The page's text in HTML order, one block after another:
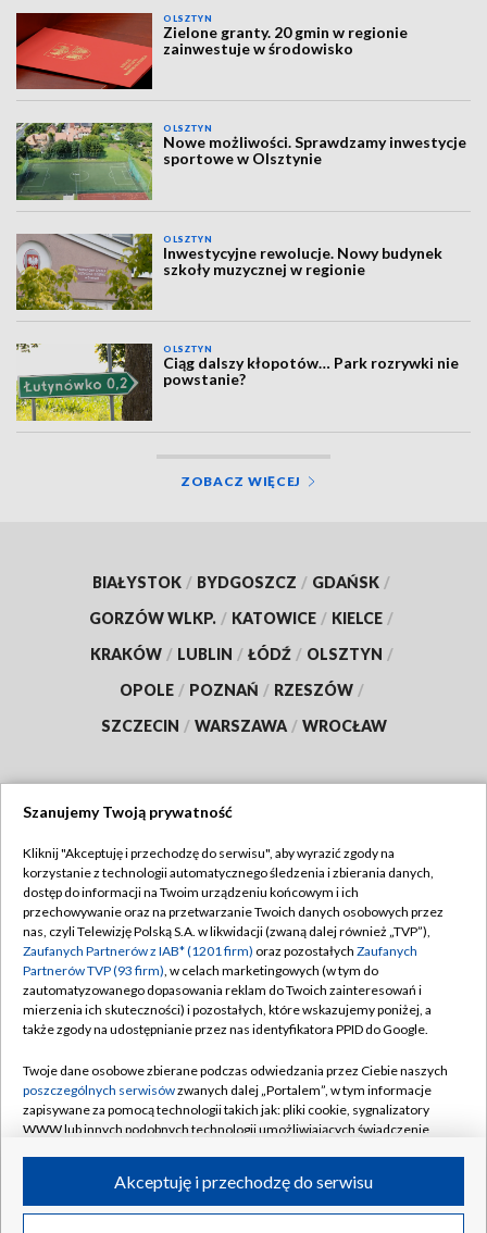
OLSZTYN
Zielone granty. 20 gmin w regionie
zainwestuje w środowisko
OLSZTYN
Nowe możliwości. Sprawdzamy inwestycje
sportowe w Olsztynie
OLSZTYN
Inwestycyjne rewolucje. Nowy budynek
szkoły muzycznej w regionie
OLSZTYN
Ciąg dalszy kłopotów… Park rozrywki nie
powstanie?
ZOBACZ WIĘCEJ
BIAŁYSTOK / BYDGOSZCZ / GDAŃSK /
GORZÓW WLKP. / KATOWICE / KIELCE /
KRAKÓW / LUBLIN / ŁÓDŹ / OLSZTYN /
OPOLE / POZNAŃ / RZESZÓW /
SZCZECIN / WARSZAWA / WROCŁAW
TVP
Abonament TVP
Emisja w TVP
Centrum informacji TVP
Naziemna Telewizja Cyfrowa
Rada Programowa
System NOS
Informacje o nadawcy
Program dla prasy
Regulamin TVP
Polityka prywatności
Moje zgody
Pomoc
Kontakt
Kanały
©2026 Telewizja Polska S.A. w likwidacji
Szanujemy Twoją prywatność
Kliknij "Akceptuję i przechodzę do serwisu", aby wyrazić zgody na
korzystanie z technologii automatycznego śledzenia i zbierania danych,
dostęp do informacji na Twoim urządzeniu końcowym i ich
przechowywanie oraz na przetwarzanie Twoich danych osobowych przez
nas, czyli Telewizję Polską S.A. w likwidacji (zwaną dalej również „TVP”),
Zaufanych Partnerów z IAB* (1201 firm) oraz pozostałych Zaufanych
Partnerów TVP (93 firm), w celach marketingowych (w tym do
zautomatyzowanego dopasowania reklam do Twoich zainteresowań i
mierzenia ich skuteczności) i pozostałych, które wskazujemy poniżej, a
także zgody na udostępnianie przez nas identyfikatora PPID do Google.
Twoje dane osobowe zbierane podczas odwiedzania przez Ciebie naszych
poszczególnych serwisówzwanych dalej „Portalem”, w tym informacje
zapisywane za pomocą technologii takich jak: pliki cookie, sygnalizatory
WWW lub innych podobnych technologii umożliwiających świadczenie
ruchu w Internecie.Akceptuję i przechodzę do serwisu